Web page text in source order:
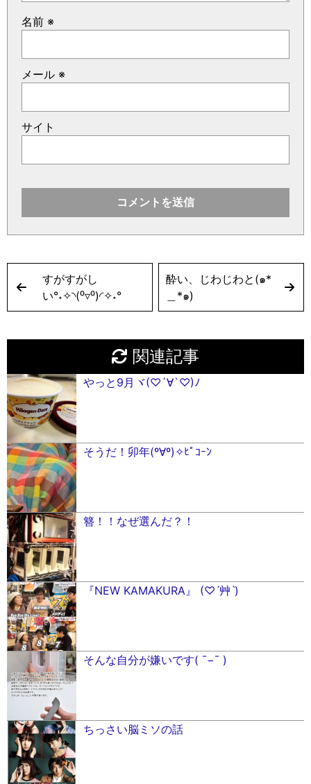
名前 ※
メール ※
サイト
すがすがし
い°˖✧◝(⁰▿⁰)◜✧˖°
酔い、じわじわと(๑*
＿*๑)
関連記事
やっと9月ヾ(♡´∀`♡)ﾉ
そうだ！卯年(º∀º)✧ﾋﾟｺｰﾝ
簪！！なぜ選んだ？！
『NEW KAMAKURA』 (♡ˊ艸ˋ)
そんな自分が嫌いです( ¯−¯ )
ちっさい脳ミソの話